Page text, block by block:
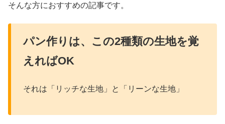
そんな方におすすめの記事です。
パン作りは、この2種類の生地を覚
えればOK
それは「リッチな生地」と「リーンな生地」